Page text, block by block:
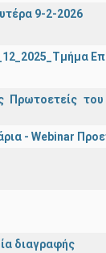
9-2-2026
Πρωτοετείς
- Webinar
διαγραφής